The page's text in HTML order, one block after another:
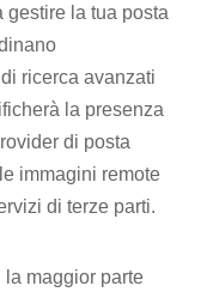
gestire la tua posta
ricerca avanzati
la presenza
di posta
immagini remote
di terze parti.
la maggior parte